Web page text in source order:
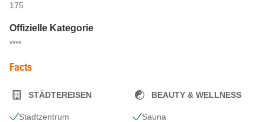
175
Offizielle Kategorie
****
Facts
STÄDTEREISEN
Stadtzentrum
BEAUTY & WELLNESS
Sauna